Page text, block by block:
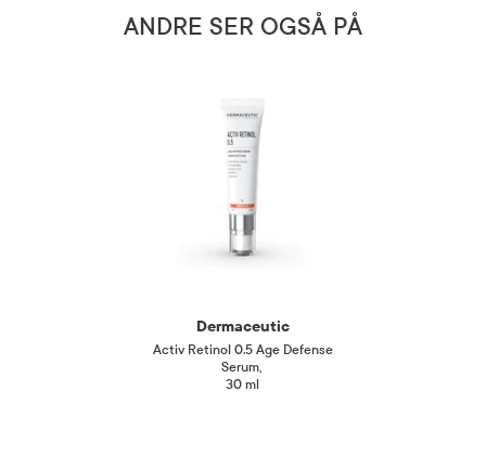
ANDRE SER OGSÅ PÅ
Dermaceutic
Activ Retinol 0.5 Age Defense
Serum,
30 ml